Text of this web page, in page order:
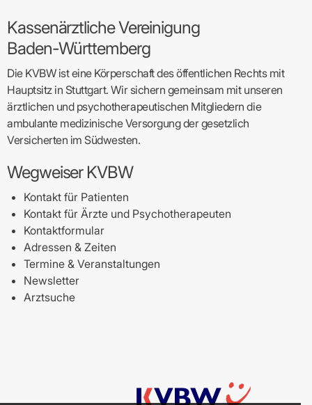
Kassenärztliche Vereinigung
Baden-Württemberg
Die KVBW ist eine Körperschaft des öffentlichen Rechts mit
Hauptsitz in Stuttgart. Wir sichern gemeinsam mit unseren
ärztlichen und psychotherapeutischen Mitgliedern die
ambulante medizinische Versorgung der gesetzlich
Versicherten im Südwesten.
Wegweiser KVBW
Kontakt für Patienten
Kontakt für Ärzte und Psychotherapeuten
Kontaktformular
Adressen & Zeiten
Termine & Veranstaltungen
Newsletter
Arztsuche